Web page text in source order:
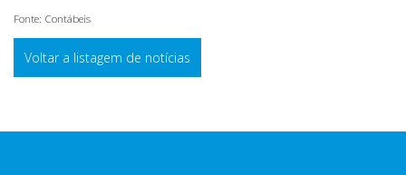
Fonte: Contábeis
Voltar a listagem de notícias